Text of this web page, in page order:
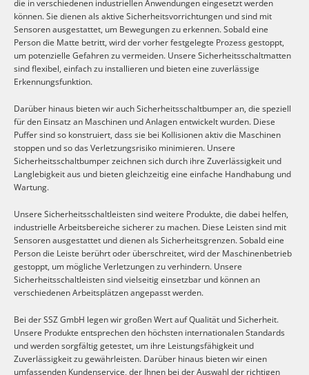
die in verschiedenen industriellen Anwendungen eingesetzt werden
können. Sie dienen als aktive Sicherheitsvorrichtungen und sind mit
Sensoren ausgestattet, um Bewegungen zu erkennen. Sobald eine
Person die Matte betritt, wird der vorher festgelegte Prozess gestoppt,
um potenzielle Gefahren zu vermeiden. Unsere Sicherheitsschaltmatten
sind flexibel, einfach zu installieren und bieten eine zuverlässige
Erkennungsfunktion.
Darüber hinaus bieten wir auch Sicherheitsschaltbumper an, die speziell
für den Einsatz an Maschinen und Anlagen entwickelt wurden. Diese
Puffer sind so konstruiert, dass sie bei Kollisionen aktiv die Maschinen
stoppen und so das Verletzungsrisiko minimieren. Unsere
Sicherheitsschaltbumper zeichnen sich durch ihre Zuverlässigkeit und
Langlebigkeit aus und bieten gleichzeitig eine einfache Handhabung und
Wartung.
Unsere Sicherheitsschaltleisten sind weitere Produkte, die dabei helfen,
industrielle Arbeitsbereiche sicherer zu machen. Diese Leisten sind mit
Sensoren ausgestattet und dienen als Sicherheitsgrenzen. Sobald eine
Person die Leiste berührt oder überschreitet, wird der Maschinenbetrieb
gestoppt, um mögliche Verletzungen zu verhindern. Unsere
Sicherheitsschaltleisten sind vielseitig einsetzbar und können an
verschiedenen Arbeitsplätzen angepasst werden.
Bei der SSZ GmbH legen wir großen Wert auf Qualität und Sicherheit.
Unsere Produkte entsprechen den höchsten internationalen Standards
und werden sorgfältig getestet, um ihre Leistungsfähigkeit und
Zuverlässigkeit zu gewährleisten. Darüber hinaus bieten wir einen
umfassenden Kundenservice, der Ihnen bei der Auswahl der richtigen